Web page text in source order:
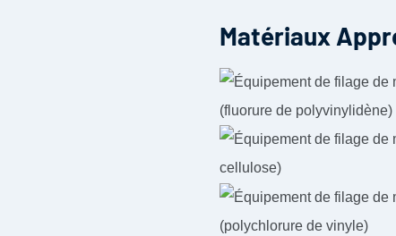
Matériaux
(fluorure de polyvinylidène)
cellulose)
(polychlorure de vinyle)